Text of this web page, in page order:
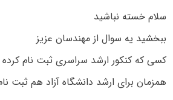
سلام خسته نباشید
ببخشید یه سوال از مهندسان عزیز
کسی که کنکور ارشد سراسری ثبت نام کرده
همزمان برای ارشد دانشگاه آزاد هم ثبت